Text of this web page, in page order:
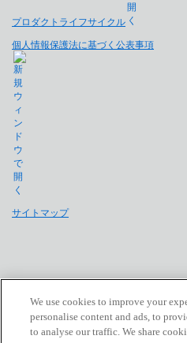
プロダクトライフサイクル
個人情報保護法に基づく公表事項
サイトマップ
We use cookies to improve your
personalise content and ads, to
to analyse our traffic. We share